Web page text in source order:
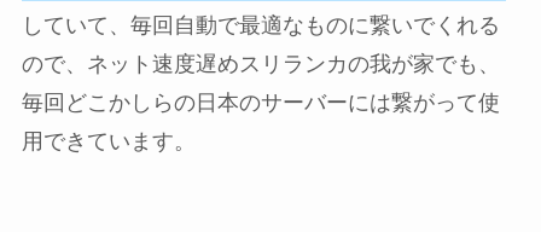
していて、毎回自動で最適なものに繋いでくれる
ので、ネット速度遅めスリランカの我が家でも、
毎回どこかしらの日本のサーバーには繋がって使
用できています。